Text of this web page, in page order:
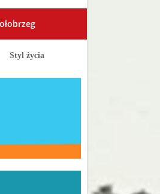
Styl życia